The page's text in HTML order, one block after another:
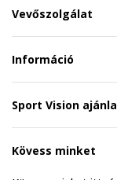
Vevőszolgálat
Információ
Sport Vision
Kövess minket